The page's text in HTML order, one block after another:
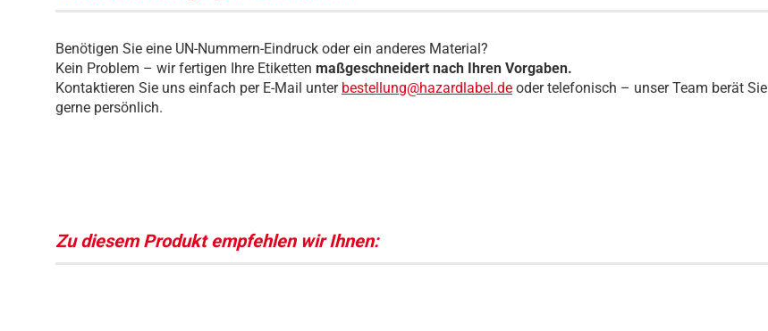
Benötigen Sie eine UN-Nummern-Eindruck oder ein anderes Material?
Kein Problem – wir fertigen Ihre Etiketten maßgeschneidert nach Ihren Vorgaben.
Kontaktieren Sie uns einfach per E-Mail unter bestellung@hazardlabel.de oder telefonisch – unser Team berät Sie
gerne persönlich.
Zu diesem Produkt empfehlen wir Ihnen: